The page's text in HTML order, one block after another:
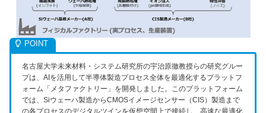
名古屋大学未来材料・システム研究所の宇治原徹教授らの研究グルー
プは、AIを活用して半導体製造プロセス全体を最適化するプラットフ
ォーム「メタファクトリー」を開発しました。
このプラットフォーム
では、Siウェーハ製造からCMOSイメージセンサー（CIS）製造まで
の各プロセスのデジタルツインを仮想空間上で接続し、高速な最適化